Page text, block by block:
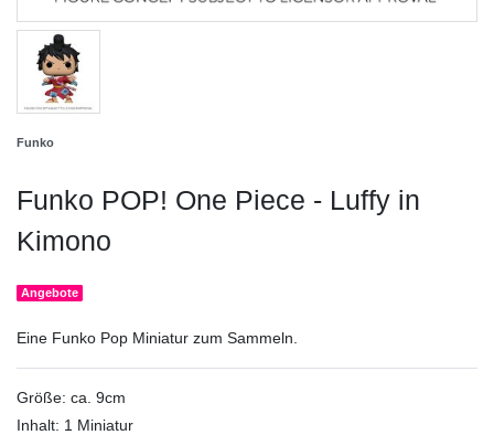
Funko
Funko POP! One Piece - Luffy in
Kimono
Angebote
Eine Funko Pop Miniatur zum Sammeln.
Größe: ca. 9cm
Inhalt: 1 Miniatur